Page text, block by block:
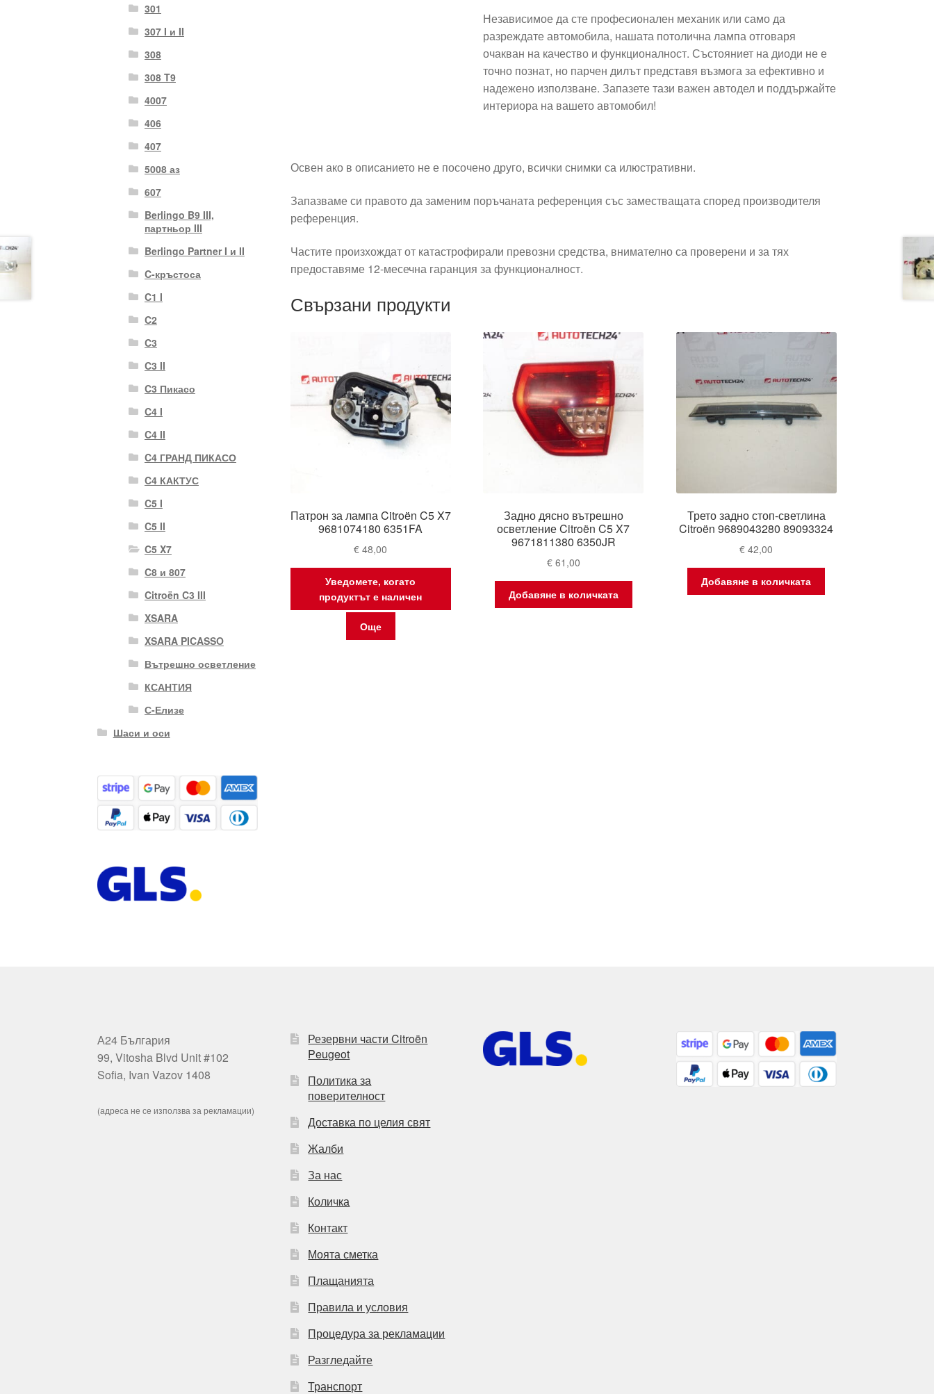
Независимое да сте професионален механик или само да
разреждате автомобила, нашата потолична лампа отговаря
очакван на качество и функционалност. Състояниет на диоди не е
точно познат, но парчен дилът представя възмога за ефективно и
надежено използване. Запазете тази важен автодел и поддържайте
интериора на вашето автомобил!
Освен ако в описанието не е посочено друго, всички снимки са илюстративни.
Запазваме си правото да заменим поръчаната референция със заместващата според производителя
референция.
Частите произхождат от катастрофирали превозни средства, внимателно са проверени и за тях
предоставяме 12-месечна гаранция за функционалност.
Свързани продукти
Патрон за лампа Citroën C5 X7
9681074180 6351FA
€ 48,00
Уведомете, когато
продуктът е наличен
Още
Задно дясно вътрешно
осветление Citroën C5 X7
9671811380 6350JR
€61,00
Добавяне в количката
Трето задно стоп-светлина
Citroën 9689043280 89093324
€ 42,00
Добавяне в количката
301
307 I и II
308
308 T9
4007
406
407
5008 аз
607
Berlingo B9 III,
партньор III
Berlingo Partner I и II
C-кръстоса
C1 I
C2
C3
C3 II
C3 Пикасо
C4 I
C4 II
C4 ГРАНД ПИКАСО
C4 КАКТУС
C5 I
C5 II
C5 X7
C8 и 807
Citroën C3 III
XSARA
XSARA PICASSO
Вътрешно осветление
КСАНТИЯ
С-Елизе
Шаси и оси
А24 България
99, Vitosha Blvd Unit #102
Sofia, Ivan Vazov 1408
(адреса не се използва за рекламации)
Резервни части Citroën
Peugeot
Политика за
поверителност
Доставка по целия свят
Жалби
За нас
Количка
Контакт
Моята сметка
Плащанията
Правила и условия
Процедура за рекламации
Разгледайте
Транспорт